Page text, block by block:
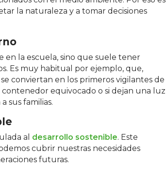
la naturaleza y a tomar decisiones
en la escuela, sino que suele tener
Es muy habitual por ejemplo, que,
conviertan en los primeros vigilantes de
contenedor equivocado o si dejan una luz
sus familias.
al desarrollo sostenible. Este
cubrir nuestras necesidades
futuras.